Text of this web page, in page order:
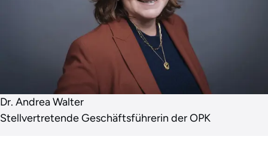
Dr. Andrea Walter
Stellvertretende Geschäftsführerin der OPK